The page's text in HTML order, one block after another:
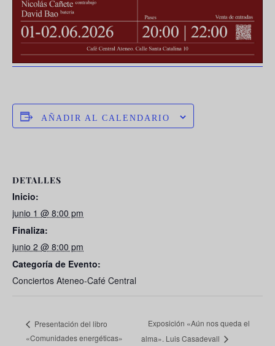
AÑADIR AL CALENDARIO
DETALLES
Inicio:
junio 1 @ 8:00 pm
Finaliza:
junio 2 @ 8:00 pm
Categoría de Evento:
Conciertos Ateneo-Café Central
Presentación del libro
«Comunidades energéticas»
Exposición «Aún nos queda el
alma». Luis Casadevall